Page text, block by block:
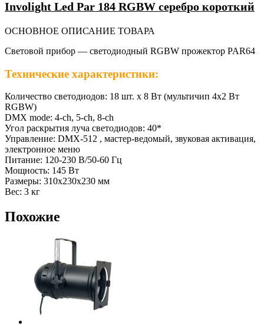
Involight Led Par 184 RGBW серебро короткий
ОСНОВНОЕ ОПИСАНИЕ ТОВАРА
Световой прибор — светодиодный RGBW прожектор PAR64
Технические характеристики:
Количество светодиодов: 18 шт. х 8 Вт (мультичип 4х2 Вт
RGBW)
DMX mode: 4-ch, 5-ch, 8-ch
Угол раскрытия луча светодиодов: 40*
Управление: DMX-512 , мастер-ведомый, звуковая активация,
электронное меню
Питание: 120-230 В/50-60 Гц
Мощность: 145 Вт
Размеры: 310х230х230 мм
Вес: 3 кг
Похожие